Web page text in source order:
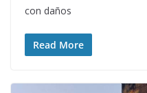
con daños
Read More